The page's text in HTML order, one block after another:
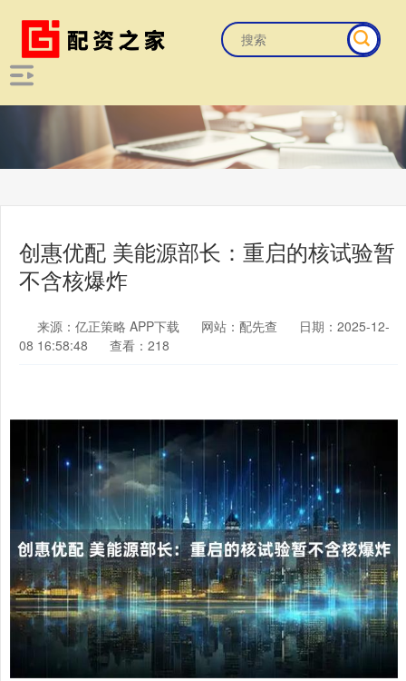
创惠优配 美能源部长：重启的核试验暂
不含核爆炸
来源：亿正策略 APP下载 网站：配先查
日期：2025-12-
08 16:58:48
查看：218